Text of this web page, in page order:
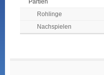
Partien
Rohlinge
Nachspielen